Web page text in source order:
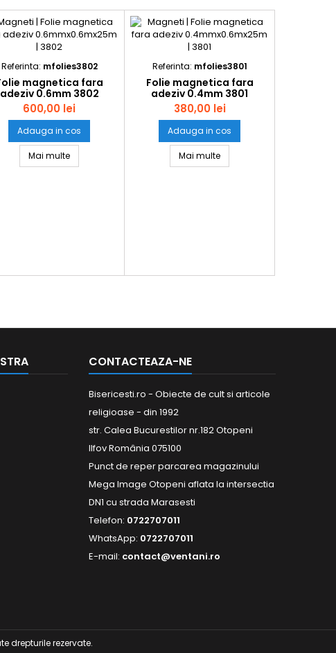
0.6mm 3806 rola25m
Referinta: mfolies3802
magnetica fara
adeziv 0.6mm 3802
rola25m
600,00 lei
Adauga in cos
Mai multeFolie magnetica fara adeziv 0.6mm 3802 rola25m
Referinta: mfolies3801
Folie magnetica fara
adeziv 0.4mm 3801
rola25m
380,00 lei
Adauga in cos
Mai multeFolie magnetica fara
CONTACTEAZA-NE
Bisericesti.ro - Obiecte de cult si articole
religioase - din 1992
str. Calea Bucurestilor nr.182 Otopeni
Ilfov România 075100
Punct de reper parcarea magazinului
Mega Image Otopeni aflata la intersectia
DN1 cu strada Marasesti
Telefon: 0722707011
WhatsApp: 0722707011
E-mail: contact@ventani.ro
drepturile rezervate.